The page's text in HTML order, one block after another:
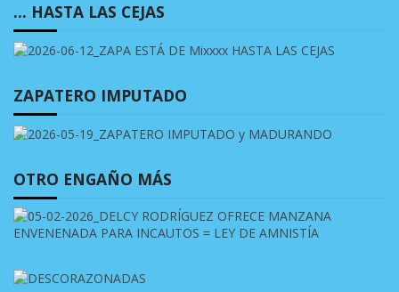
… HASTA LAS CEJAS
ZAPATERO IMPUTADO
OTRO ENGAÑO MÁS